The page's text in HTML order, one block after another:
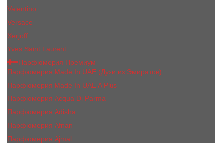
Valentino
Versace
Xerjoff
Yves Saint Laurent
Парфюмерия Премиум
Парфюмерия Made In UAE (Духи из Эмиратов)
Парфюмерия Made In UAE A Plus
Парфюмерия Acqua Di Parma
Парфюмерия Adisha
Парфюмерия Afnan
Парфюмерия Ajmal